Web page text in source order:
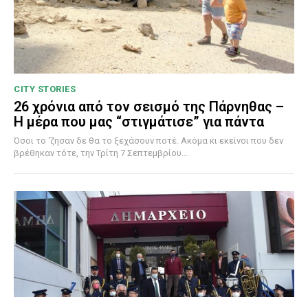
CITY STORIES
26 χρόνια από τον σεισμό της Πάρνηθας –
Η μέρα που μας “στιγμάτισε” για πάντα
Όσοι το ‘ζησαν δε θα το ξεχάσουν ποτέ. Ακόμα κι εκείνοι που δεν
βρέθηκαν τότε, την Τρίτη 7 Σεπτεμβρίου...